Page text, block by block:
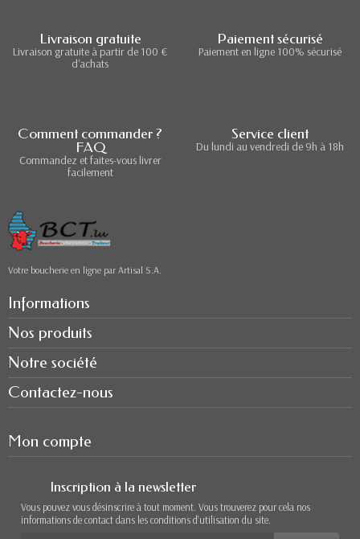
Livraison gratuite
Livraison gratuite à partir de 100 €
d'achats
Paiement sécurisé
Paiement en ligne 100% sécurisé
Comment commander ?
FAQ
Commandez et faites-vous livrer
facilement
Service client
Du lundi au vendredi de 9h à 18h
Votre boucherie en ligne par Artisal S.A.
Informations
Nos produits
Notre société
Contactez-nous
Mon compte
Inscription à la newsletter
Vous pouvez vous désinscrire à tout moment. Vous trouverez pour cela nos
informations de contact dans les conditions d'utilisation du site.